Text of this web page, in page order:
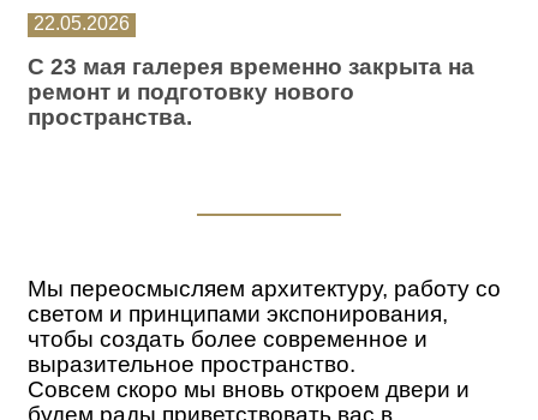
22.05.2026
С 23 мая галерея временно закрыта на
ремонт и подготовку нового
пространства.
Мы переосмысляем архитектуру, работу со
светом и принципами экспонирования,
чтобы создать более современное и
выразительное пространство.
Совсем скоро мы вновь откроем двери и
будем рады приветствовать вас в